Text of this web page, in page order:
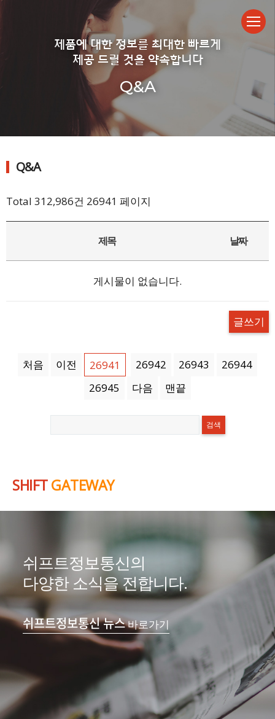
제품에 대한 정보를 최대한 빠르게
제공 드릴 것을 약속합니다
Q&A
Q&A
Total 312,986건 26941 페이지
제목 날짜
게시물이 없습니다.
글쓰기
처음 이전 26941 26942 26943
26944
26945
다음 맨끝
SHIFTGATEWAY
쉬프트정보통신의
다양한 소식을 전합니다.
쉬프트정보통신 뉴스바로가기